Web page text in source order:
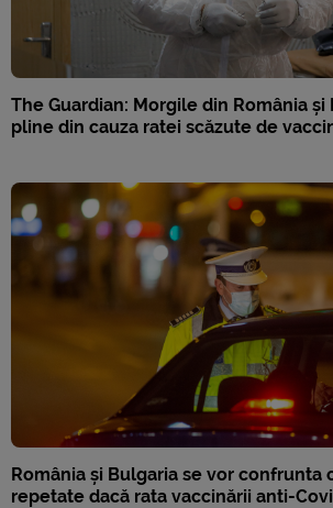
The Guardian: Morgile din România și
pline din cauza ratei scăzute de
România și Bulgaria se vor confrunta
repetate dacă rata vaccinării anti-